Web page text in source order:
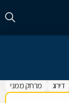
דירוג מרחק ממני